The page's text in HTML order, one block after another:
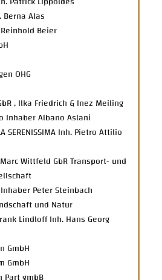
Alas
Beier
OHG
Reisebüro am Elm GbR , Ilka Friedrich & Inez Meiling
Inhaber Albano Aslani
SERENISSIMA Inh. Pietro Attilio
Wittfeld GbR Transport- und
Peter Steinbach
und Natur
Lindloff Inh. Hans Georg
GmbH
GmbH